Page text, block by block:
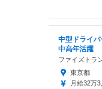
中型ドライ
中高年活躍
ファイズトラ
東京都
月給32万